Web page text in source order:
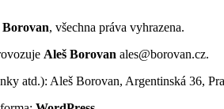
Borovan, všechna práva vyhrazena.
Aleš Borovan ales@borovan.cz.
atd.): Aleš Borovan, Argentinská 36,